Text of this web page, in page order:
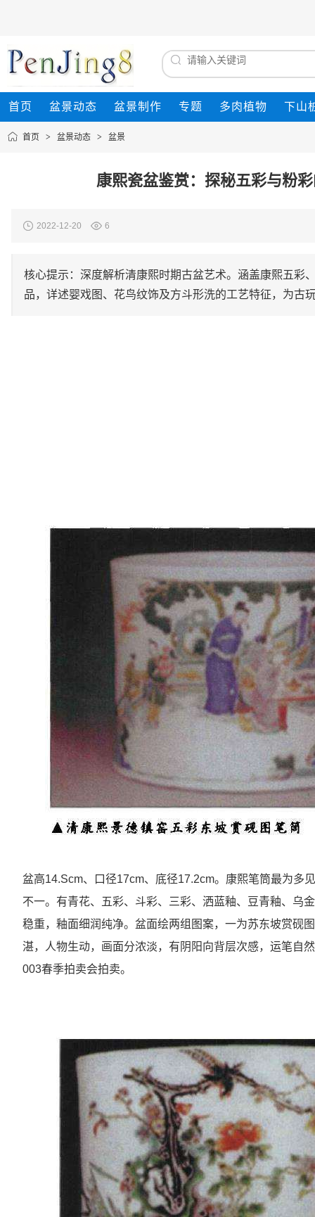
首页 盆景动态 盆景制作 专题 多肉植物 下山
首页 > 盆景动态 > 盆景
康熙瓷盆鉴赏：探秘五彩与粉
2022-12-20 6
核心提示：深度解析清康熙时期古盆艺术。涵盖康熙五彩
品，详述婴戏图、花鸟纹饰及方斗形洗的工艺特征，为古
盆高14.Scm、口径17cm、底径17.2cm。康熙笔筒最为多
不一。有青花、五彩、斗彩、三彩、洒蓝釉、豆青釉、乌
稳重，釉面细润纯净。盆面绘两组图案，一为苏东坡赏砚
湛，人物生动，画面分浓淡，有阴阳向背层次感，运笔自
003春季拍卖会拍卖。